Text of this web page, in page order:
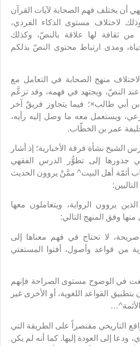
أن يختلف فهم الصحابة لآيات القرآن
لاختلاف مستوى الذكاء الفردي،
من ثقافة لها علاقة بالنصّ، وكذلك
ومدى ارتباط محتوى النصّ بذلكم
منهج الصحابة في التعامل مع
النصّ، ويجتهد في فهمه، وقد تزعَّم
أبي طالب×؛ فيما يتجاوز فريقٌ آخر
ويستعمل معه ما وصل إليه رأيه،
عمر بن الخطّاب.
الشيخ نشأة فرقة الأخبارية؛ إذ أشار
جذورها إلى تطوُّر الدرس الفقهي
أئمّة أهل البيت^ ممَّنْ يروون الحديث
يروون الرواية، ويتعاملون معها
وفق المنهج التالي:
صريحة، لا تحتاج في فهم معناها إلى
من قواعد وأصول، أفتوا المستفتي
في الوضوح مستوى الصراحة فإنهم
القواعد اللغوية، أو الأخرى غير
التاريخي مقتصراً على الطريقة التي
ودعا إلى العودة إليها. كما أنه لم يكن